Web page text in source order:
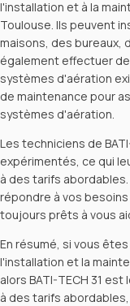
l'installation et à la
Toulouse. Ils peuvent
maisons, des bureaux,
également effectuer
systèmes d'aération
de maintenance pour
systèmes d'aération.
Les techniciens de
expérimentés, ce qui
à des tarifs
répondre à vos
toujours prêts à vous
En résumé, si vous
l'installation et la
alors BATI-TECH 31
à des tarifs